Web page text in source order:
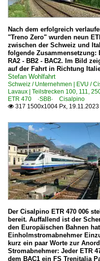
Nach dem erfolgreich
"Treno Zero" wurden neun
zwischen der Schweiz und
folgende Zusammensetzung:
RA2 - BB2 - BAC2. Im Bild
auf der Fahrt in Richtung
Stefan Wohlfahrt
Schweiz / Unternehmen | EVU /
Lavaux | Teilstrecken 100, 111,
ETR 470 ·SBB· Cisalpino
 317 1500x1004 Px, 19.11.2023
Der Cisalpino ETR 470 006
bereit. Auffallend ist der
den Europäischen Bahnen
Einholmstromabnehmer
kurz ein paar Worte zur
Stromabnehmer: Jeder ETR
dem BAC1 ein FS Trenitalia